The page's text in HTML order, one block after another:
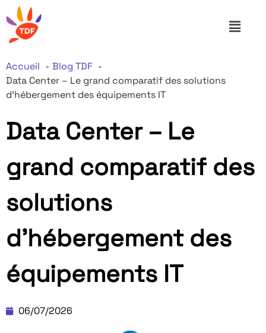
Accueil
Blog TDF
Data Center – Le grand comparatif des solutions
d’hébergement des équipements IT
Data Center – Le
grand comparatif des
solutions
d’hébergement des
équipements IT
06/07/2026